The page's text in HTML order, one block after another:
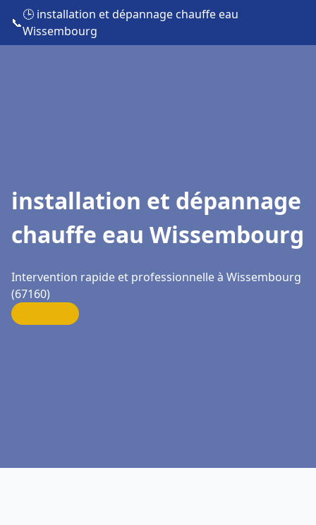
📞
🕒 installation et dépannage chauffe eau
Wissembourg
installation et dépannage
chauffe eau Wissembourg
Intervention rapide et professionnelle à Wissembourg
(67160)